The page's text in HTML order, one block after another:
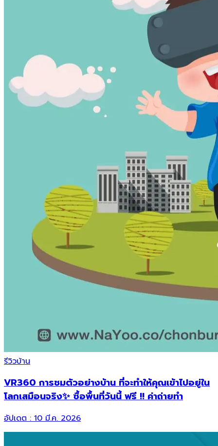
รีวิวบ้าน
VR360 การชมตัวอย่างบ้าน ที่จะทำให้คุณเข้าไปอยู่ใน
โลกเสมือนจริง✨ ซื้อพื้นที่วันนี้ ฟรี !! ค่าถ่ายทำ
อัปเดต :10 มี.ค. 2026